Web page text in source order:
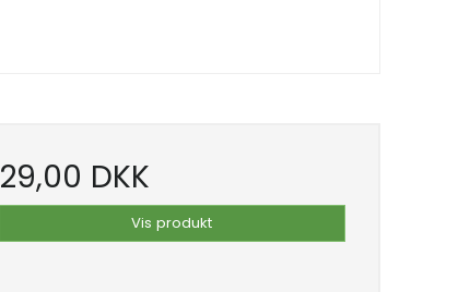
29,00 DKK
Vis produkt